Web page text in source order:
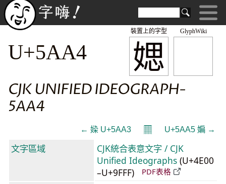
GlyphWiki
媤
裝置上的字型
U+5AA4
CJK UNIFIED IDEOGRAPH-
5AA4
← 媣 U+5AA3 𝄜 U+5AA5 媥 →
文字區域
CJK統合表意文字 / CJK
Unified Ideographs (U+4E00
–U+9FFF)
PDF表格